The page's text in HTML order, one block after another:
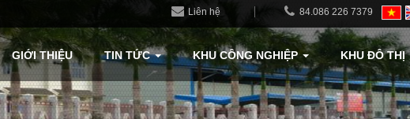
Liên hệ 84.086 226 7379
GIỚI THIỆU TIN TỨC KHU CÔNG NGHIỆP KHU ĐÔ THỊ